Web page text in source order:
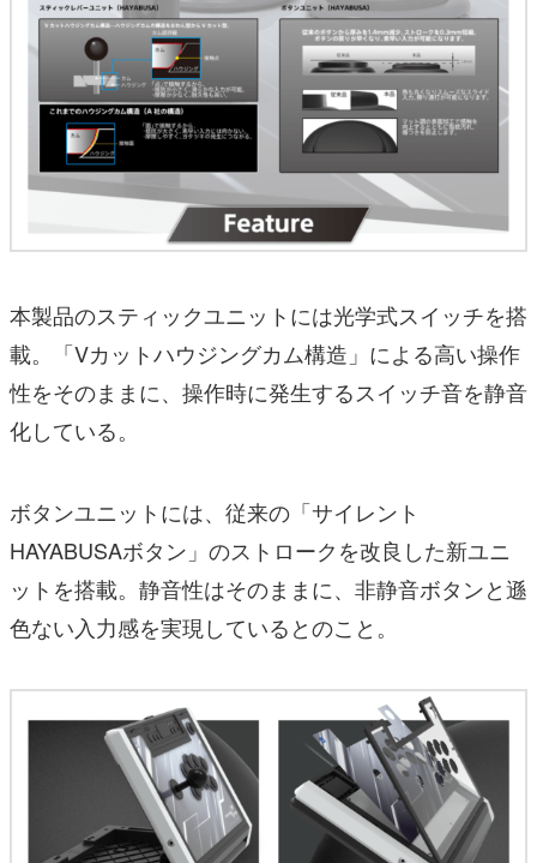
本製品のスティックユニットには光学式スイッチを搭
載。「Vカットハウジングカム構造」による高い操作
性をそのままに、操作時に発生するスイッチ音を静音
化している。
ボタンユニットには、従来の「サイレント
HAYABUSAボタン」のストロークを改良した新ユニ
ットを搭載。静音性はそのままに、非静音ボタンと遜
色ない入力感を実現しているとのこと。